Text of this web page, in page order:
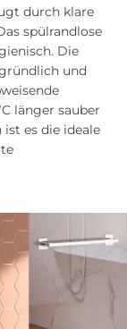
durch klare
spülrandlose
Die
und
länger sauber
es die ideale